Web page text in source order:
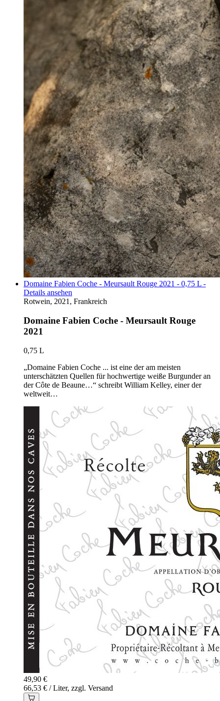
Domaine Fabien Coche - Meursault Rouge 2021 - 0,75 L -
Details ansehen
Rotwein, 2021, Frankreich
Domaine Fabien Coche - Meursault Rouge
2021
0,75 L
„Domaine Fabien Coche ... ist eine der am meisten
unterschätzten Quellen für hochwertige weiße Burgunder an
der Côte de Beaune…“ schreibt William Kelley, einer der
weltweit…
49,90 €
66,53 € / Liter, zzgl. Versand